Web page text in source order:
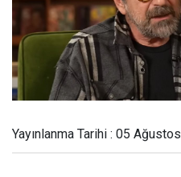
Yayınlanma Tarihi : 05